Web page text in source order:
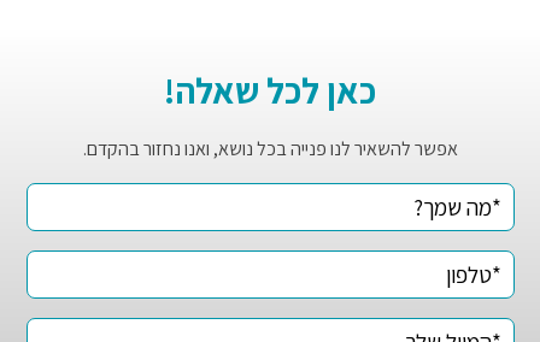
כאן לכל שאלה!
אפשר להשאיר לנו פנייה בכל נושא, ואנו נחזור בהקדם.